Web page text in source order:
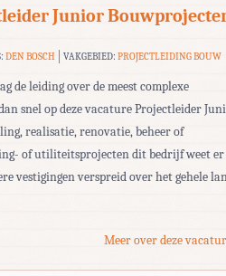
Junior
DEN BOSCH VAKGEBIED:PROJECTLEIDING BOUW
de leiding over de meest complexe
snel op deze vacature Projectleider
realisatie, renovatie, beheer of
of utiliteitsprojecten dit bedrijf weet er
vestigingen verspreid over het gehele
Meer over deze